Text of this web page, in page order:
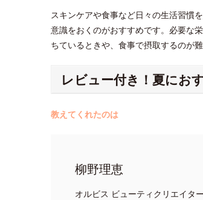
スキンケアや食事など日々の生活習慣
意識をおくのがおすすめです。必要な
ちているときや、食事で摂取するのが
レビュー付き！夏にお
教えてくれたのは
柳野理恵
オルビス ビューティクリエイタ